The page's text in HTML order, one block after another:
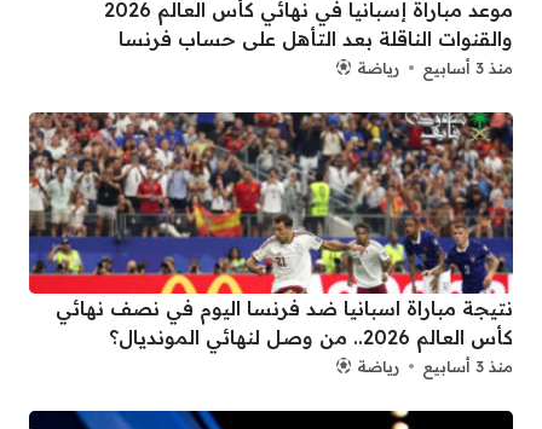
موعد مباراة إسبانيا في نهائي كأس العالم 2026
والقنوات الناقلة بعد التأهل على حساب فرنسا
منذ 3 أسابيع رياضة
نتيجة مباراة اسبانيا ضد فرنسا اليوم في نصف نهائي
كأس العالم 2026.. من وصل لنهائي المونديال؟
منذ 3 أسابيع رياضة